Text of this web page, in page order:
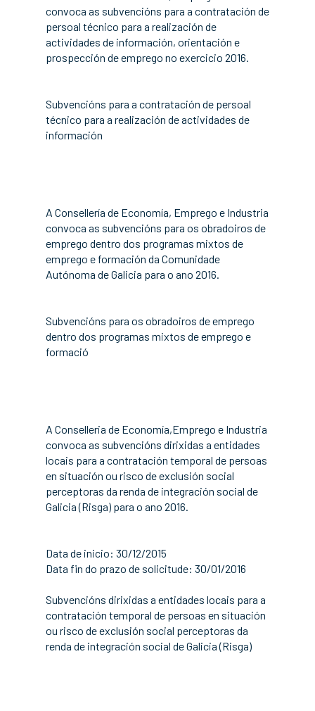
convoca as subvencións para a contratación de
persoal técnico para a realización de
actividades de información, orientación e
prospección de emprego no exercicio 2016.
Subvencións para a contratación de persoal
técnico para a realización de actividades de
información
A Consellería de Economía, Emprego e Industria
convoca as subvencións para os obradoiros de
emprego dentro dos programas mixtos de
emprego e formación da Comunidade
Autónoma de Galicia para o ano 2016.
Subvencións para os obradoiros de emprego
dentro dos programas mixtos de emprego e
formació
A Conselleria de Economía,Emprego e Industria
convoca as subvencións dirixidas a entidades
locais para a contratación temporal de persoas
en situación ou risco de exclusión social
perceptoras da renda de integración social de
Galicia (Risga) para o ano 2016.
Data de inicio: 30/12/2015
Data fin do prazo de solicitude: 30/01/2016
Subvencións dirixidas a entidades locais para a
contratación temporal de persoas en situación
ou risco de exclusión social perceptoras da
renda de integración social de Galicia (Risga)